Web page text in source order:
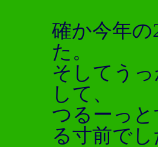
確か今年
た。
そしてう
して、
つるーっ
る寸前でし